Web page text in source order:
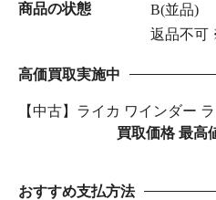
商品の状態
B(並品)
返品不可
高価買取実施中
【中古】ライカ ワインダー
買取価格 最高
おすすめ支払方法